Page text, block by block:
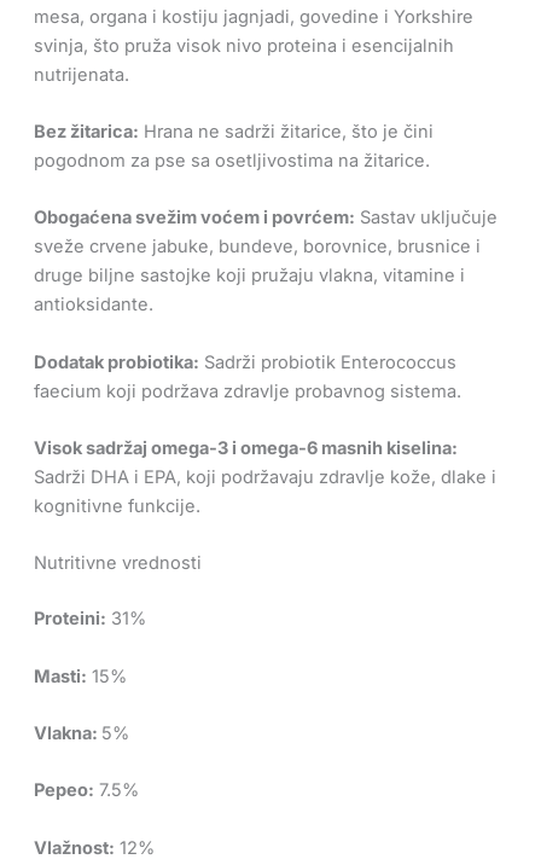
mesa, organa i kostiju jagnjadi, govedine i Yorkshire
svinja, što pruža visok nivo proteina i esencijalnih
nutrijenata.
Bez žitarica: Hrana ne sadrži žitarice, što je čini
pogodnom za pse sa osetljivostima na žitarice.
Obogaćena svežim voćem i povrćem: Sastav uključuje
sveže crvene jabuke, bundeve, borovnice, brusnice i
druge biljne sastojke koji pružaju vlakna, vitamine i
antioksidante.
Dodatak probiotika: Sadrži probiotik Enterococcus
faecium koji podržava zdravlje probavnog sistema.
Visok sadržaj omega-3 i omega-6 masnih kiselina:
Sadrži DHA i EPA, koji podržavaju zdravlje kože, dlake i
kognitivne funkcije.
Nutritivne vrednosti
Proteini: 31%
Masti: 15%
Vlakna: 5%
Pepeo: 7.5%
Vlažnost: 12%